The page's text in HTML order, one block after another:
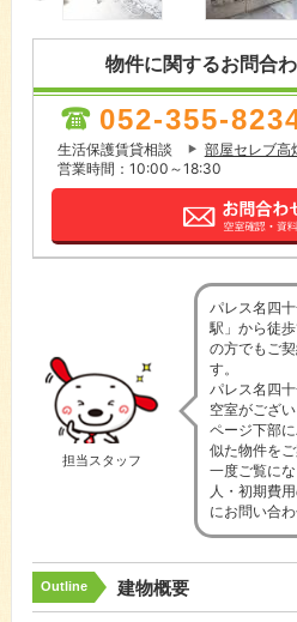
物件に関するお問合
052-355-
生活保護賃貸相談
部屋セレブ高
営業時間：10:00～18:30
担当スタッフ
パレス名四
駅」から徒
の方でもご
す。
パレス名四
空室がござい
ページ下部
似た物件を
一度ご覧に
人・初期費
にお問い合
Outline 建物概要